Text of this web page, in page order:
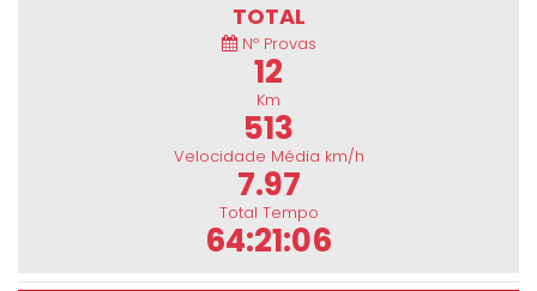
TOTAL
Nº Provas
12
Km
513
Velocidade Média km/h
7.97
Total Tempo
64:21:06